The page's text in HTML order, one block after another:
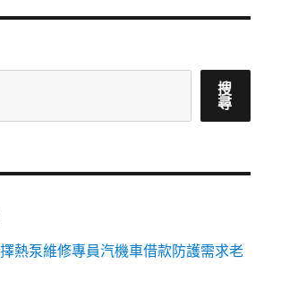
搜
尋
熱泵維修專員汽機車借款防護需求老